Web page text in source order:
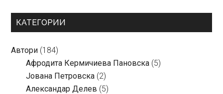
КАТЕГОРИИ
Автори (184)
Aфродита Кермичиева Пановска (5)
Јована Петровска (2)
Александар Делев (5)